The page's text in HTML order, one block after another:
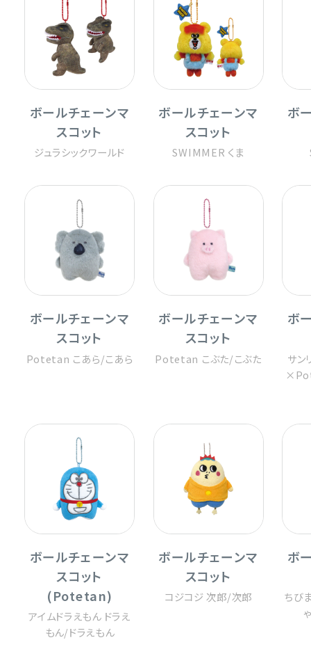
ボールチェーンマ
スコット
ジュラシックワールド
ボールチェーンマ
スコット
SWIMMER くま
ボ
ボールチェーンマ
スコット
Potetan こあら/こあら
ボールチェーンマ
スコット
Potetan こぶた/こぶた
ボ
サン
ボールチェーンマ
スコット
(Potetan)
アイムドラえもん ドラえ
もん/ドラえもん
ボールチェーンマ
スコット
コジコジ 次郎/次郎
ボ
ちび